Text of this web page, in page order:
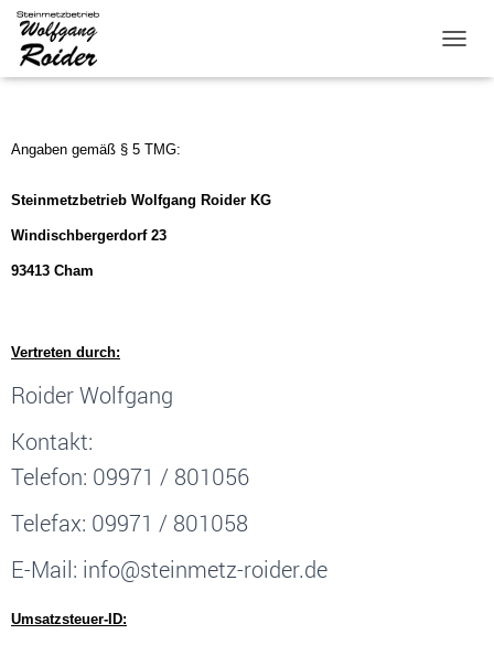
A
Impressum
Angaben gemäß § 5 TMG:
Steinmetzbetrieb Wolfgang Roider KG
Windischbergerdorf 23
93413 Cham
Vertreten durch:
Roider Wolfgang
Kontakt:
Telefon: 09971 / 801056
Telefax: 09971 / 801058
E-Mail: info@steinmetz-roider.de
Umsatzsteuer-ID: